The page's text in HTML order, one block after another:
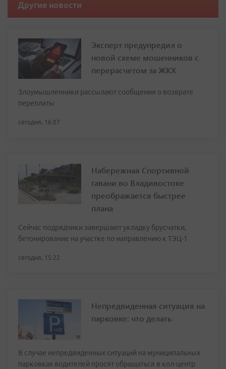
Другие новости
Эксперт предупредил о
новой схеме мошенников с
перерасчетом за ЖКХ
Злоумышленники рассылают сообщения о возврате
переплаты
сегодня, 16:07
Набережная Спортивной
гавани во Владивостоке
преображается быстрее
плана
Сейчас подрядчики завершают укладку брусчатки,
бетонирование на участке по направлению к ТЭЦ-1
сегодня, 15:22
Непредвиденная ситуация на
парковке: что делать
В случае непредвиденных ситуаций на муниципальных
парковках водителей просят обращаться в кол-центр